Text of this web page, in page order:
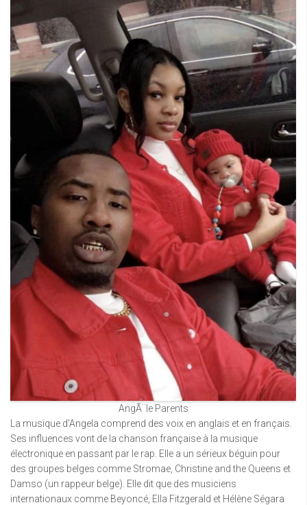
AngÃ¨le Parents
La musique d’Angela comprend des voix en anglais et en français.
Ses influences vont de la chanson française à la musique
électronique en passant par le rap. Elle a un sérieux béguin pour
des groupes belges comme Stromae, Christine and the Queens et
Damso (un rappeur belge). Elle dit que des musiciens
internationaux comme Beyoncé, Ella Fitzgerald et Hélène Ségara